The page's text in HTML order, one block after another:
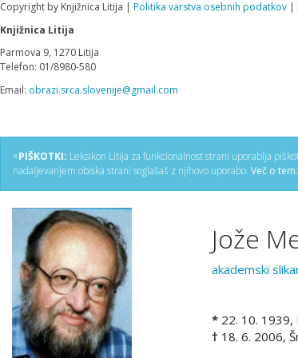
Copyright by Knjižnica Litija | Politika varstva osebnih podatkov |
Knjižnica Litija
Parmova 9, 1270 Litija
Telefon: 01/8980-580
Email: obrazi.srca.slovenije@gmail.com
×PIŠKOTKI: Leksikon Litija za funkcionalnost strani uporablja
nadaljevanjem obiska strani soglašaš z njihovo uporabo. Več o tem.
Jože
akademski
* 22. 10. 1939,
† 18. 6. 2006,